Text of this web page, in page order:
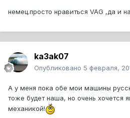
немец.просто нравиться VAG ,да и
ka3ak07
Опубликовано 5 февраля,
А у меня пока обе мои машины
тоже будет наша, но очень хочется
механикой!